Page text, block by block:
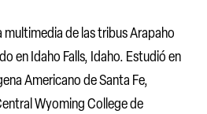
de las tribus Arapaho
en Idaho Falls, Idaho. Estudió en
Americano de Santa Fe,
Wyoming College de